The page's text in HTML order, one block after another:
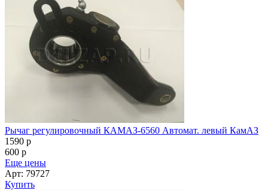
Рычаг регулировочный КАМАЗ-6560 Автомат. левый КамАЗ
1590 p
600 p
Еще цены
Арт: 79727
Купить